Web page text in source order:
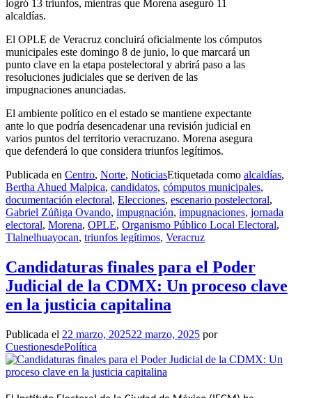
logró 13 triunfos, mientras que Morena aseguró 11
alcaldías.
El OPLE de Veracruz concluirá oficialmente los cómputos
municipales este domingo 8 de junio, lo que marcará un
punto clave en la etapa postelectoral y abrirá paso a las
resoluciones judiciales que se deriven de las
impugnaciones anunciadas.
El ambiente político en el estado se mantiene expectante
ante lo que podría desencadenar una revisión judicial en
varios puntos del territorio veracruzano. Morena asegura
que defenderá lo que considera triunfos legítimos.
Publicada en Centro, Norte, NoticiasEtiquetada como alcaldías,
Bertha Ahued Malpica, candidatos, cómputos municipales,
documentación electoral, Elecciones, escenario postelectoral,
Gabriel Zúñiga Ovando, impugnación, impugnaciones, jornada
electoral, Morena, OPLE, Organismo Público Local Electoral,
Tlalnelhuayocan, triunfos legítimos, Veracruz
Candidaturas finales para el Poder
Judicial de la CDMX: Un proceso clave
en la justicia capitalina
Publicada el 22 marzo, 202522 marzo, 2025 por
CuestionesdePolítica